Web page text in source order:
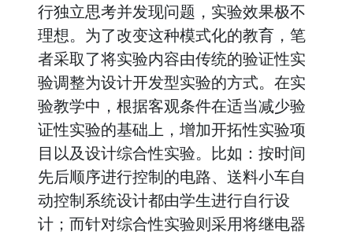
行独立思考并发现问题，实验效果极不
理想。为了改变这种模式化的教育，笔
者采取了将实验内容由传统的验证性实
验调整为设计开发型实验的方式。在实
验教学中，根据客观条件在适当减少验
证性实验的基础上，增加开拓性实验项
目以及设计综合性实验。比如：按时间
先后顺序进行控制的电路、送料小车自
动控制系统设计都由学生进行自行设
计；而针对综合性实验则采用将继电器